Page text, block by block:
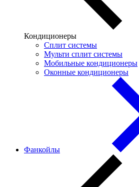
Кондиционеры
Сплит системы
Мульти сплит системы
Мобильные кондиционеры
Оконные кондиционеры
Фанкойлы